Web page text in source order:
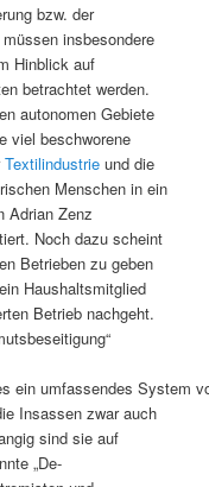
bzw. der
insbesondere
Hinblick auf
betrachtet werden.
autonomen Gebiete
viel beschworene
Textilindustrie und die
Menschen in ein
Adrian Zenz
Noch dazu scheint
Betrieben zu geben
Haushaltsmitglied
Betrieb nachgeht.
ein umfassendes System
Insassen zwar auch
sind sie auf
„De-